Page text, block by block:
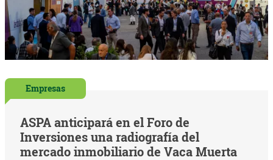
Empresas
ASPA anticipará en el Foro de
Inversiones una radiografía del
mercado inmobiliario de Vaca Muerta